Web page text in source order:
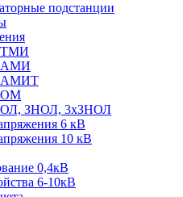
подстанции
ЗНОЛ, 3хЗНОЛ
6 кВ
10 кВ
0,4кВ
6-10кВ